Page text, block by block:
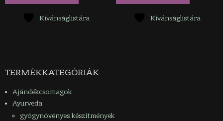
Kívánságlistára Kívánságlistára
TERMÉKKATEGÓRIÁK
Ajándékcsomagok
Ayurveda
gyógynövényes készítmények